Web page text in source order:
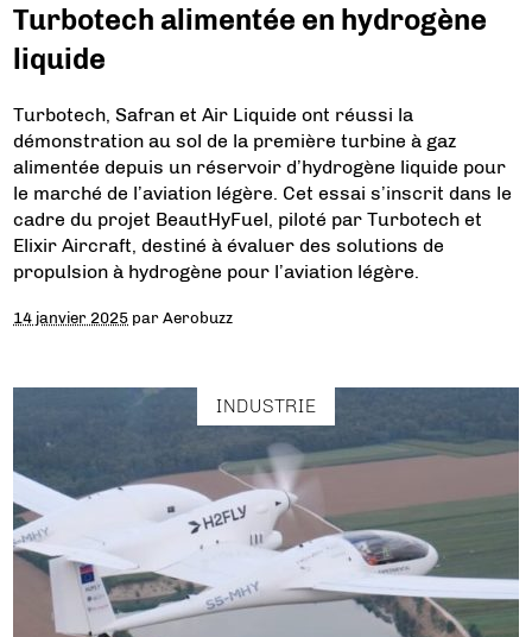
Turbotech alimentée en hydrogène
liquide
Turbotech, Safran et Air Liquide ont réussi la
démonstration au sol de la première turbine à gaz
alimentée depuis un réservoir d’hydrogène liquide pour
le marché de l’aviation légère. Cet essai s’inscrit dans le
cadre du projet BeautHyFuel, piloté par Turbotech et
Elixir Aircraft, destiné à évaluer des solutions de
propulsion à hydrogène pour l’aviation légère.
14 janvier 2025 parAerobuzz
INDUSTRIE